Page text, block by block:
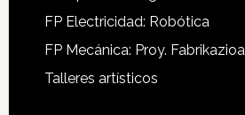
FP Electricidad: Robótica
FP Mecánica: Proy. Fabrikazioa
Talleres artísticos